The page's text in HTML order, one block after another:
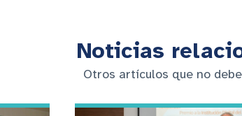
Noticias
Otros artículos que no